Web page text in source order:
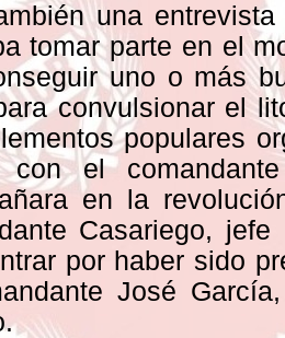
una
tomar parte en el
uno o más
convulsionar el
populares
con el
en la
Casariego,
por haber sido
José